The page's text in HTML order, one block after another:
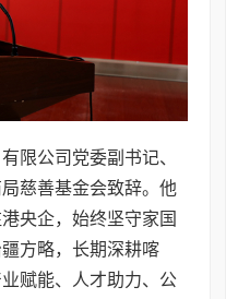
限公司党委副书记、
慈善基金会致辞。他
央企，始终坚守家国
方略，长期深耕喀
赋能、人才助力、公